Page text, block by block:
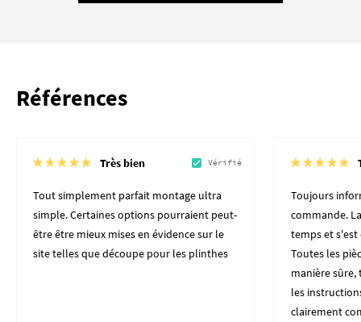
Références
Très bien Vérifié
Tout simplement parfait montage ultra
simple. Certaines options pourraient peut-
être être mieux mises en évidence sur le
site telles que découpe pour les plinthes
Toujours
commande.
temps et
Toutes les
manière
les
clairement